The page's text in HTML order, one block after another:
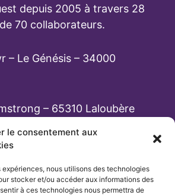
le consentement aux
expériences, nous utilisons des technologies
stocker et/ou accéder aux informations des
à ces technologies nous permettra de
depuis 2005 à travers 28
70 collaborateurs.
– Le Génésis – 34000
– 65310 Laloubère